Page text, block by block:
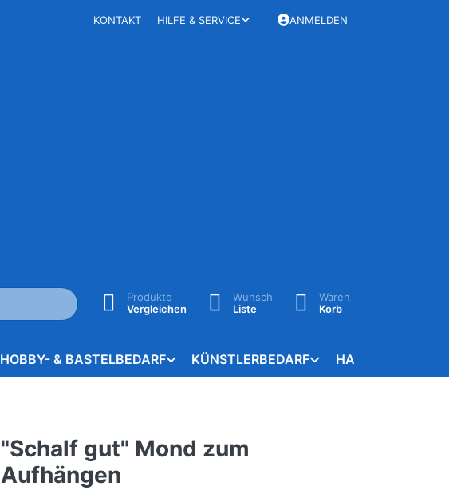
KONTAKT HILFE & SERVICE ANMELDEN
Produkte
Vergleichen
Wunsch
Liste
Waren
Korb
HOBBY- & BASTELBEDARF KÜNSTLERBEDARF
"Schalf gut" Mond zum
Aufhängen